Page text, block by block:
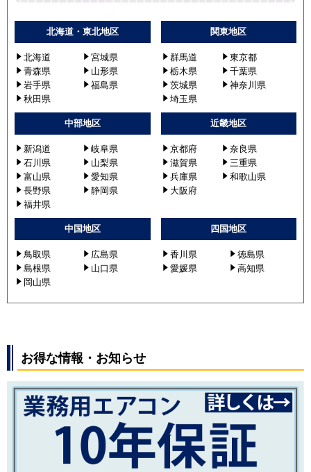
北海道・東北地区
北海道
宮城県
青森県
山形県
岩手県
福島県
秋田県
関東地区
群馬道
東京都
栃木県
千葉県
茨城県
神奈川県
埼玉県
中部地区
新潟道
岐阜県
石川県
山梨県
富山県
愛知県
長野県
静岡県
福井県
近畿地区
京都府
奈良県
滋賀県
三重県
兵庫県
和歌山県
大阪府
中国地区
鳥取県
広島県
島根県
山口県
岡山県
四国地区
香川県
徳島県
愛媛県
高知県
お得な情報・お知らせ